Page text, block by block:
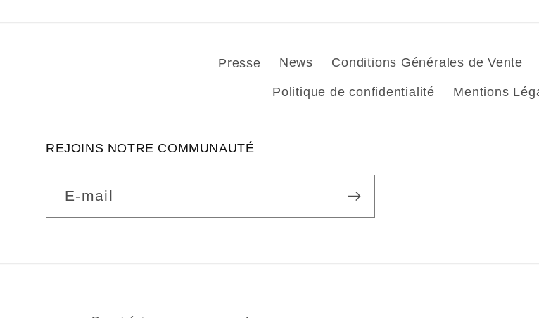
Presse News Conditions Générales de Vente
Politique de confidentialité Mentions
REJOINS NOTRE COMMUNAUTÉ
E-mail